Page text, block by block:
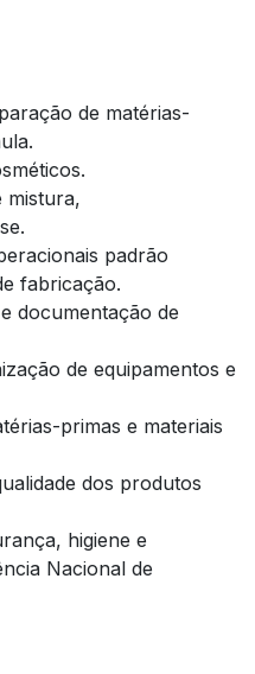
de matérias-
mistura,
padrão
fabricação.
documentação de
de equipamentos e
primas e materiais
dos produtos
higiene e
Nacional de